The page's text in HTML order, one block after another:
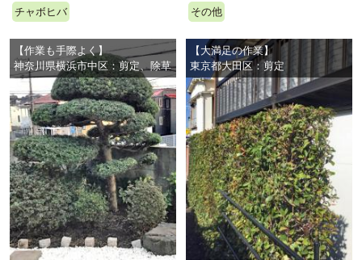
チャボヒバ その他
【作業も手際よく】
神奈川県横浜市中区：剪定、除草
【大満足の作業】
東京都大田区：剪定